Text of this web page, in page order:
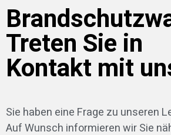
Treten Sie in
Kontakt mit
Sie haben eine Frage zu unseren
Auf Wunsch informieren wir Sie